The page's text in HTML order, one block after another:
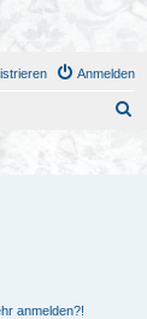
Anmelden
anmelden?!